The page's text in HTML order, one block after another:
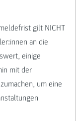
gilt NICHT
an die
einige
mit der
um eine